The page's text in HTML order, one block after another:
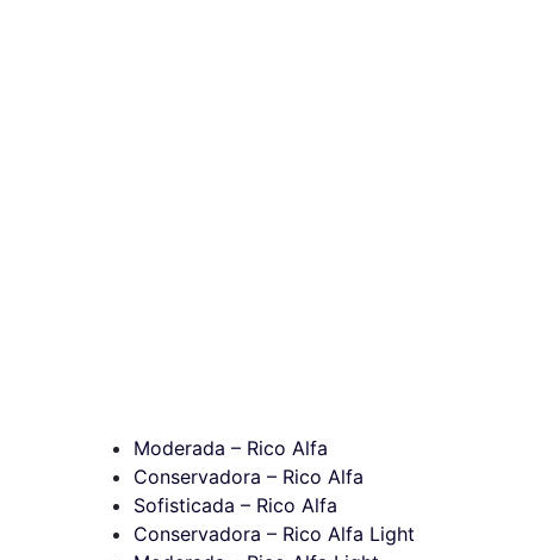
Moderada – Rico Alfa
Conservadora – Rico Alfa
Sofisticada – Rico Alfa
Conservadora – Rico Alfa Light